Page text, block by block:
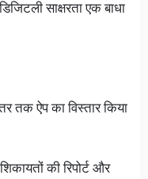
साक्षरता एक बाधा
तक ऐप का विस्तार किया
की रिपोर्ट और